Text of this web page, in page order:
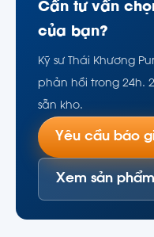
Cần tư vấn
của bạn?
Kỹ sư Thái Khương
phản hồi trong 24h.
sẵn kho.
Yêu cầu báo
Xem sản